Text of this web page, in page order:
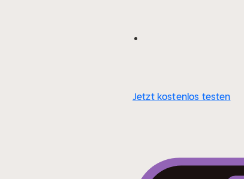
Jetzt kostenlos testen